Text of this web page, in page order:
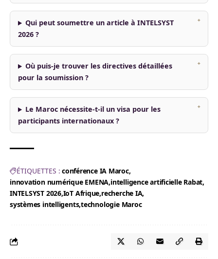
Qui peut soumettre un article à INTELSYST
2026 ?
Où puis-je trouver les directives détaillées
pour la soumission ?
Le Maroc nécessite-t-il un visa pour les
participants internationaux ?
ÉTIQUETTES : conférence IA Maroc
innovation numérique EMENA intelligence artificielle Rabat
INTELSYST 2026 IoT Afrique recherche IA
systèmes intelligentstechnologie Maroc